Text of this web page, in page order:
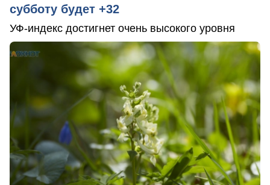
субботу будет +32
УФ-индекс достигнет очень высокого уровня